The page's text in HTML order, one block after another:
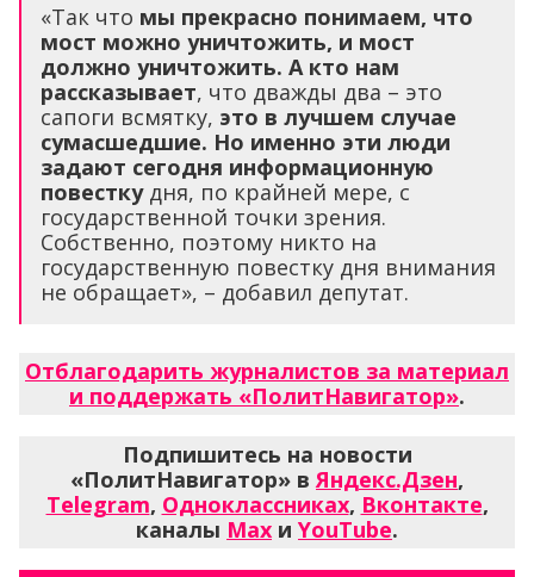
«Так что мы прекрасно понимаем, что
мост можно уничтожить, и мост
должно уничтожить. А кто нам
рассказывает, что дважды два – это
сапоги всмятку, это в лучшем случае
сумасшедшие. Но именно эти люди
задают сегодня информационную
повесткудня, по крайней мере, с
государственной точки зрения.
Собственно, поэтому никто на
государственную повестку дня внимания
не обращает», – добавил депутат.
Отблагодарить журналистов за материал
и поддержать «ПолитНавигатор».
Подпишитесь на новости
«ПолитНавигатор» в Яндекс.Дзен,
Telegram, Одноклассниках, Вконтакте,
каналы Max и YouTube.